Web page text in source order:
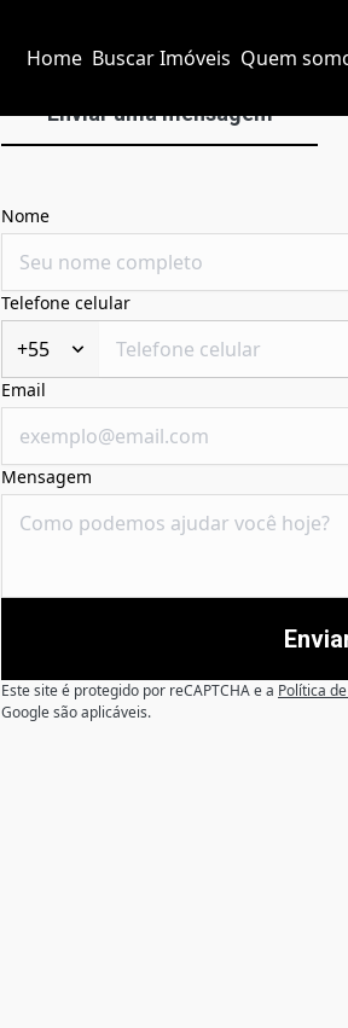
Home Buscar Imóveis Quem
Enviar uma mensagem
Nome
Telefone celular
+55
Email
Mensagem
Este site é protegido por reCAPTCHA e a Política
Google são aplicáveis.